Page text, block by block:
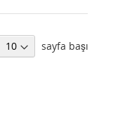
sayfa başı